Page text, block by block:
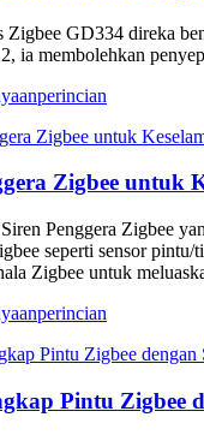
Zigbee GD334 direka
ia membolehkan
perincian
Zigbee untuk
Penggera Zigbee
seperti sensor
Zigbee untuk
perincian
Pintu Zigbee